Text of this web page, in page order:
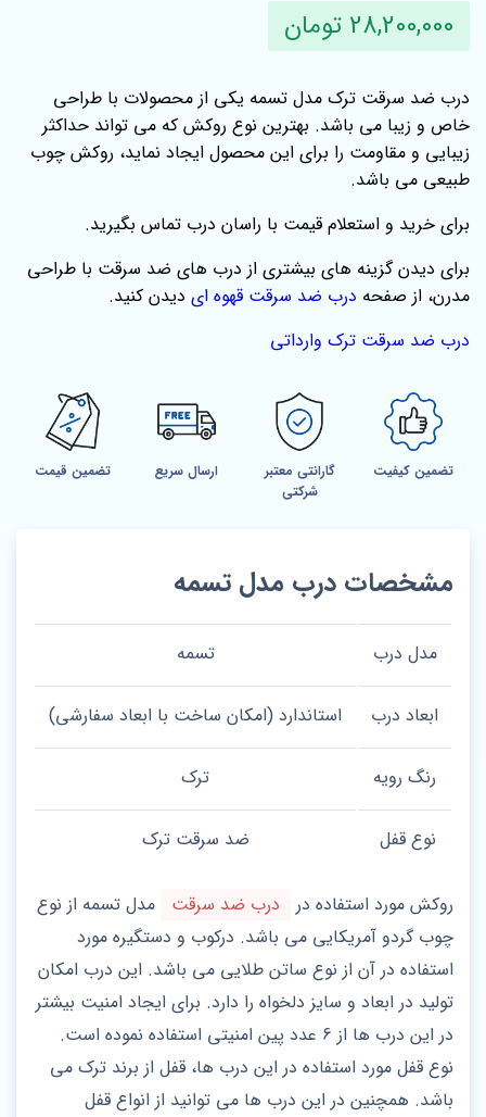
28,200,000 تومان
درب ضد سرقت ترک مدل تسمه یکی از محصولات با طراحی
خاص و زیبا می باشد. بهترین نوع روکش که می تواند حداکثر
زیبایی و مقاومت را برای این محصول ایجاد نماید، روکش چوب
طبیعی می باشد.
برای خرید و استعلام قیمت با راسان درب تماس بگیرید.
برای دیدن گزینه‌ های بیشتری از درب‌ های ضد سرقت با طراحی
مدرن، از صفحه‌ درب ضد سرقت قهوه ای دیدن کنید.
درب ضد سرقت ترک وارداتی
تضمین کیفیت
گارانتی معتبر
شرکتی
ارسال سریع تضمین قیمت
مشخصات درب مدل تسمه
مدل درب تسمه
ابعاد درب استاندارد (امکان ساخت با ابعاد سفارشی)
رنگ رویه ترک
نوع قفل ضد سرقت ترک
روکش مورد استفاده در درب ضد سرقت
مدل تسمه از نوع
چوب گردو آمریکایی می باشد. درکوب و دستگیره مورد
استفاده در آن از نوع ساتن طلایی می باشد. این درب امکان
تولید در ابعاد و سایز دلخواه را دارد. برای ایجاد امنیت بیشتر
در این درب ها از 6 عدد پین امنیتی استفاده نموده است.
نوع قفل مورد استفاده در این درب ها، قفل از برند ترک می
باشد. همچنین در این درب ها می توانید از انواع قفل